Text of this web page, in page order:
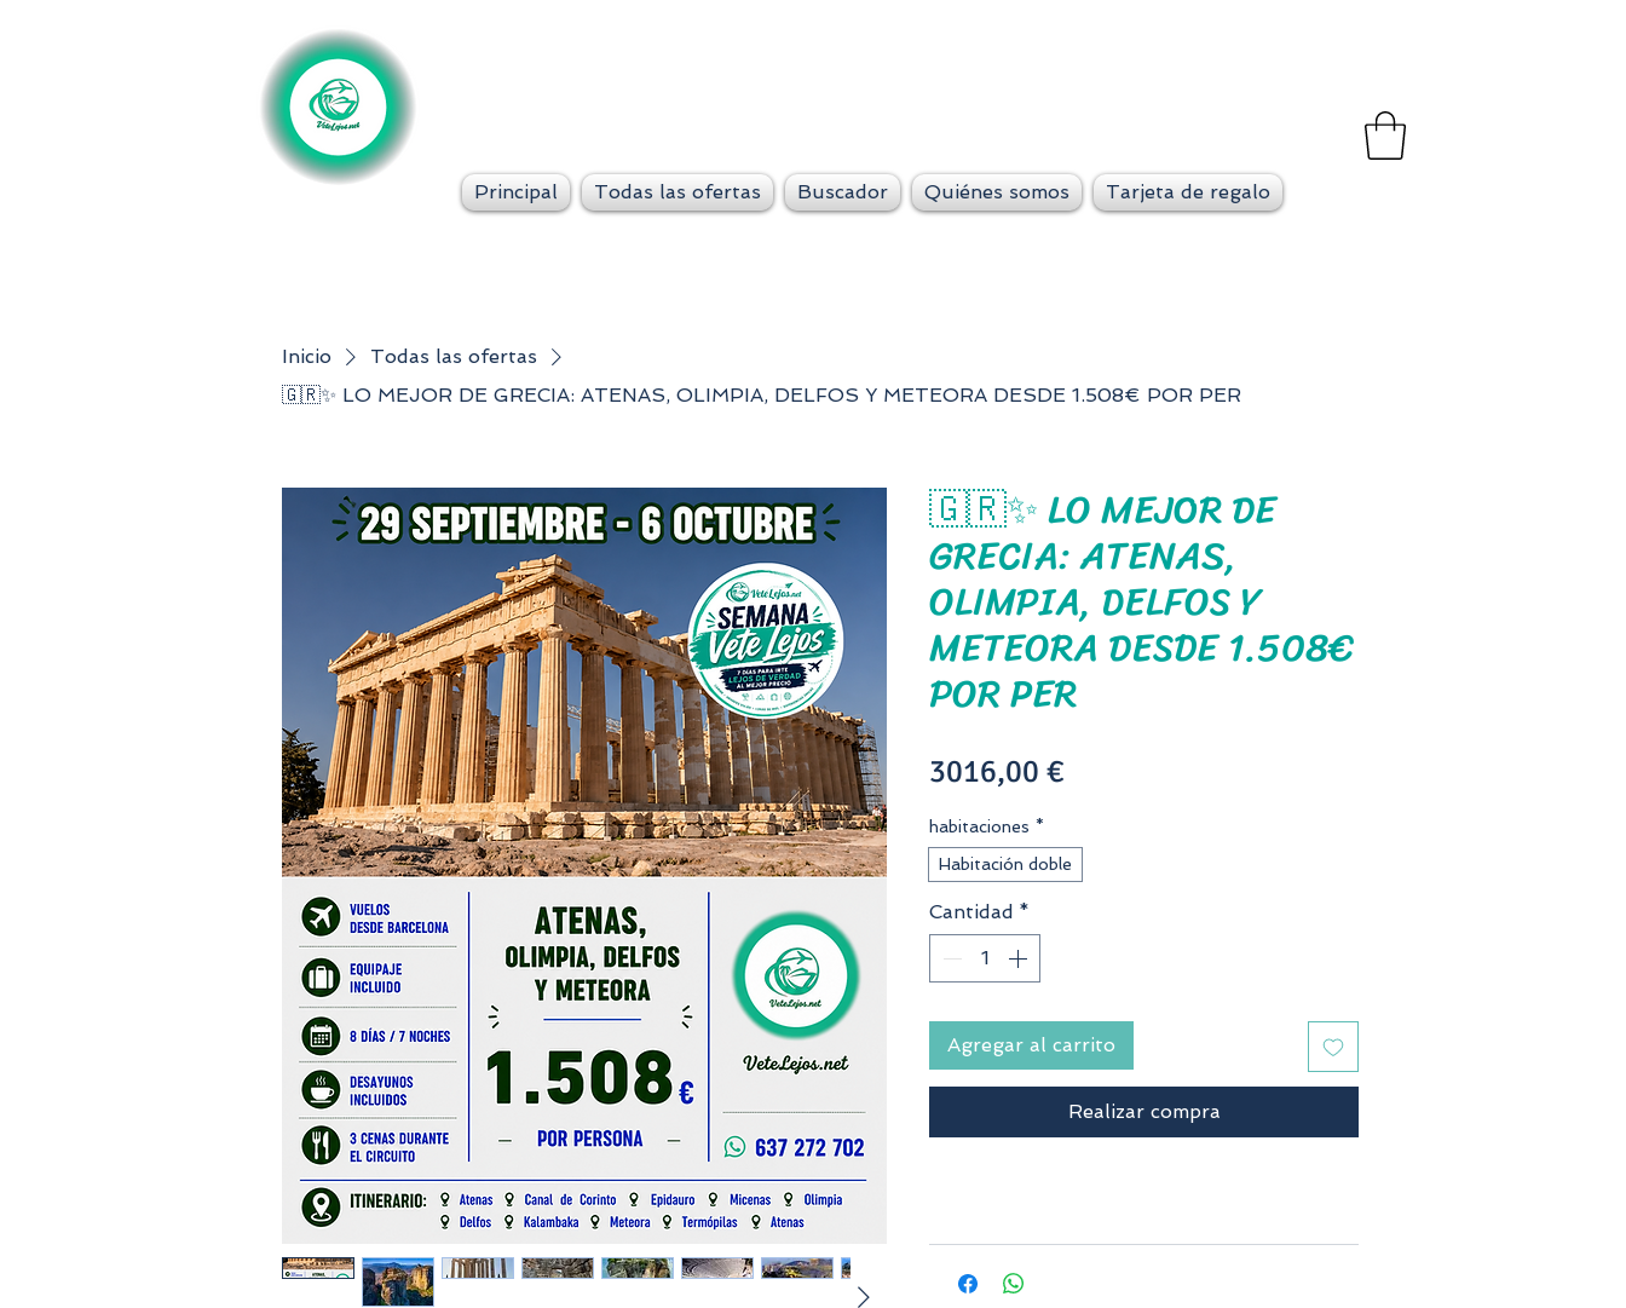
Principal Todas las ofertas Buscador Quiénes somos Tarjeta de regalo
Inicio
Todas las ofertas
🇬🇷✨ LO MEJOR DE GRECIA: ATENAS, OLIMPIA, DELFOS Y METEORA DESDE 1.508€ POR PER
🇬🇷✨ LO MEJOR DE
GRECIA: ATENAS,
OLIMPIA, DELFOS Y
METEORA DESDE 1.508€
POR PER
3016,00 €
habitaciones *
Habitación doble
Cantidad *
Agregar al carrito
Realizar compra